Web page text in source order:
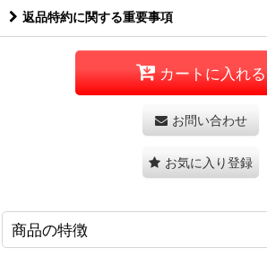
返品特約に関する重要事項
カートに入れる
お問い合わせ
お気に入り登録
商品の特徴